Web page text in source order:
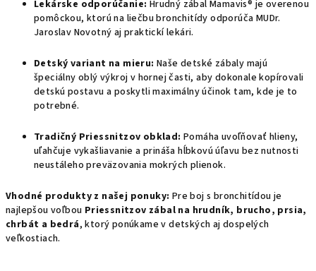
Lekárske odporúčanie: Hrudný zábal Mamavis® je overenou
pomôckou, ktorú na liečbu bronchitídy odporúča MUDr.
Jaroslav Novotný aj praktickí lekári.
Detský variant na mieru: Naše detské zábaly majú
špeciálny oblý výkroj v hornej časti, aby dokonale kopírovali
detskú postavu a poskytli maximálny účinok tam, kde je to
potrebné.
Tradičný Priessnitzov obklad: Pomáha uvoľňovať hlieny,
uľahčuje vykašliavanie a prináša hĺbkovú úľavu bez nutnosti
neustáleho preväzovania mokrých plienok.
Vhodné produkty z našej ponuky: Pre boj s bronchitídou je
najlepšou voľbou Priessnitzov zábal na hrudník, brucho, prsia,
chrbát a bedrá, ktorý ponúkame v detských aj dospelých
veľkostiach.